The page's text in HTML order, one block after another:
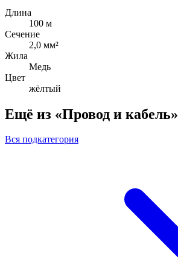
Длина
100 м
Сечение
2,0 мм²
Жила
Медь
Цвет
жёлтый
Ещё из «Провод и кабель»
Вся подкатегория